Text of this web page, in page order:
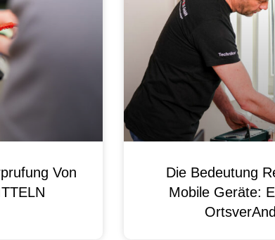
Von
Die Bedeutung
Mobile Geräte: